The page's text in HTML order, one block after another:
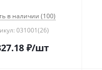
в наличии (100)
031001(26)
₽/шт